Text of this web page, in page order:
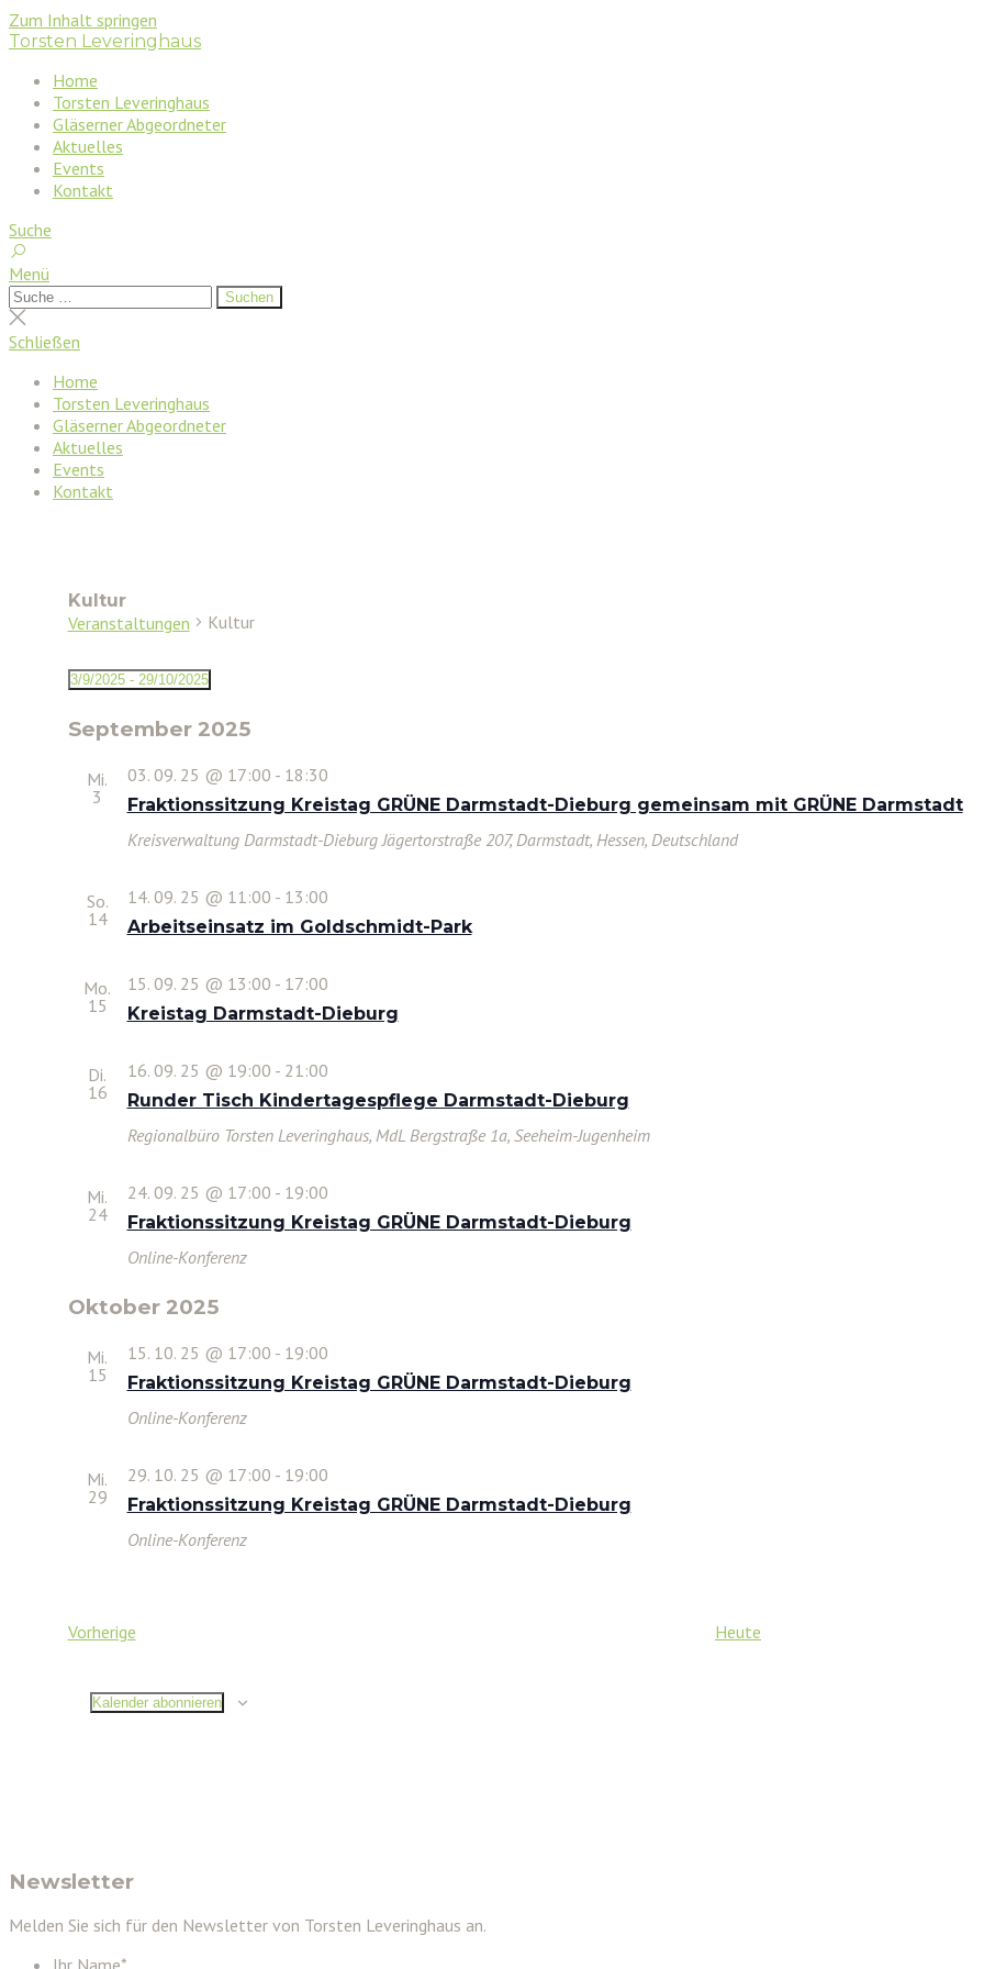
Zum Inhalt springen
Torsten Leveringhaus
Home
Torsten Leveringhaus
Gläserner Abgeordneter
Aktuelles
Events
Kontakt
Suche
Menü
Suchen
nach:
Suchen
Suche
schließen
Schließen
Home
Torsten Leveringhaus
Gläserner Abgeordneter
Aktuelles
Events
Kontakt
Kultur
Veranstaltungen Kultur
Veranstaltungen
3/9/2025 - 29/10/2025
wählen.
September 2025
Mi.
3
Fraktionssitzung Kreistag GRÜNE Darmstadt-Dieburg gemeinsam mit GRÜNE Darmstadt
03. 09. 25 @ 17:00 - 18:30
Kreisverwaltung Darmstadt-DieburgJägertorstraße 207, Darmstadt, Hessen, Deutschland
So.
14
Arbeitseinsatz im Goldschmidt-Park
14. 09. 25 @ 11:00 - 13:00
Mo.
15
Kreistag Darmstadt-Dieburg
15. 09. 25 @ 13:00 - 17:00
Di.
16
Runder Tisch Kindertagespflege Darmstadt-Dieburg
16. 09. 25 @ 19:00 - 21:00
Regionalbüro Torsten Leveringhaus, MdL Bergstraße 1a, Seeheim-Jugenheim
Mi.
24
Fraktionssitzung Kreistag GRÜNE Darmstadt-Dieburg
24. 09. 25 @ 17:00 - 19:00
Online-Konferenz
Oktober 2025
Mi.
15
Fraktionssitzung Kreistag GRÜNE Darmstadt-Dieburg
15. 10. 25 @ 17:00 - 19:00
Online-Konferenz
Mi.
29
Fraktionssitzung Kreistag GRÜNE Darmstadt-Dieburg
29. 10. 25 @ 17:00 - 19:00
Online-Konferenz
VorherigeVeranstaltungen Heute
Kalender abonnieren
Newsletter
Melden Sie sich für den Newsletter von Torsten Leveringhaus an.